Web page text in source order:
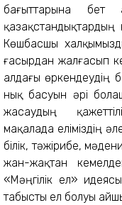
бағыттарына бет
Көшбасшы
ғасырдан жалғасып
алдағы өркендеудің
нық басуын әрі
жасаудың
мақалада еліміздің
білік, тәжірибе,
жан-жақтан
«Мәңгілік ел»
табысты ел болуы